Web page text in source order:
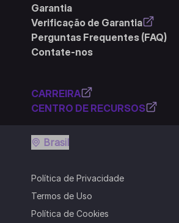
Garantia
Verificação de Garantia
Perguntas Frequentes (FAQ)
Contate-nos
CARREIRA
CENTRO DE RECURSOS
Política de Privacidade
Termos de Uso
Política de Cookies
Brasil